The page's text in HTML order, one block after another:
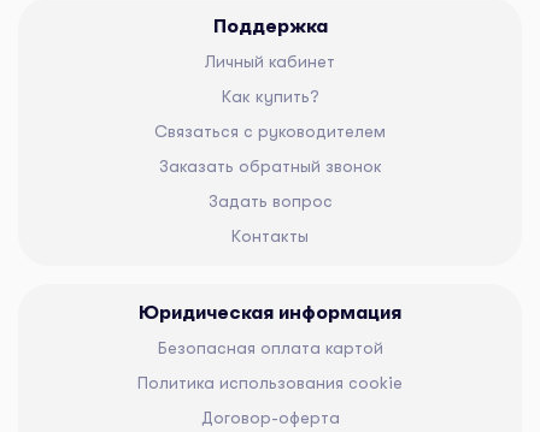
Поддержка
Личный кабинет
Как купить?
Связаться с руководителем
Заказать обратный звонок
Задать вопрос
Контакты
Юридическая информация
Безопасная оплата картой
Политика использования cookie
Договор-оферта